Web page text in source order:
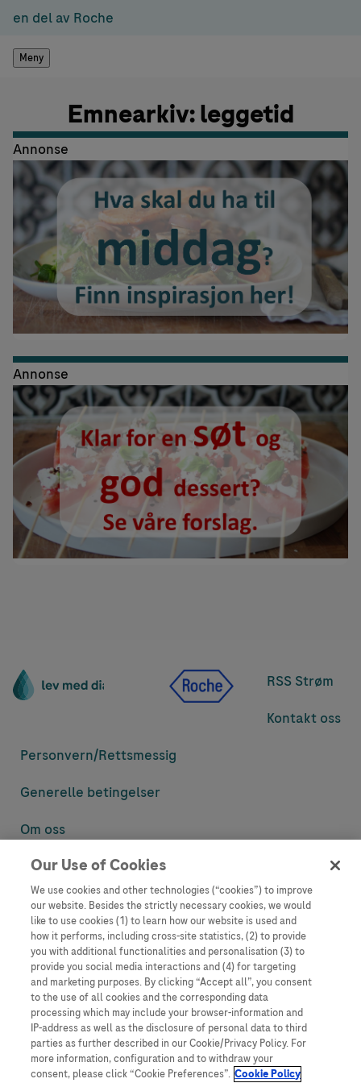
en del av Roche
Meny
Emnearkiv: leggetid
Annonse
Annonse
RSS Strøm
Kontakt oss
Personvern/Rettsmessig
Generelle betingelser
Om oss
Denne nettsiden inneholder informasjon som er målsatt til en stor
informasjon som ellers ikke er tilgjengelig eller gyldig i ditt land.
Vennligst vær oppmerksom på at vi ikke tar noe ansvar for tilgang til
informasjon som muligens ikke er i samsvar med noen gyldig juridisk
prosess, regulering, registrering eller bruk i bostedslandet ditt.
Roche har ikke alltid mulighet til å kvalitetssikre andres innlegg, men
vil fjerne villedende eller upassende innlegg så langt det lar seg gjøre.
Vi har ikke ansvar for innhold på eksterne nettsider som det lenkes til.
Kopiering av materiale fra dette nettstedet for bruk annet sted er ikke
tillatt uten avtale. Nettstedet selger plass til annonsører, og slikt
innhold er merket.
Dette nettstedet er ikke beregnet for å rapportere bivirkninger eller
Our Use of Cookies
We use cookies and other technologies (“cookies”) to improve
our website. Besides the strictly necessary cookies, we would
like to use cookies (1) to learn how our website is used and
how it performs, including cross-site statistics, (2) to provide
you with additional functionalities and personalisation (3) to
provide you social media interactions and (4) for targeting
and marketing purposes. By clicking “Accept all”, you consent
to the use of all cookies and the corresponding data
processing which may include your browser-information and
IP-address as well as the disclosure of personal data to third
parties as further described in our Cookie/Privacy Policy. For
more information, configuration and to withdraw your
consent, please click “Cookie Preferences”. Cookie Policy